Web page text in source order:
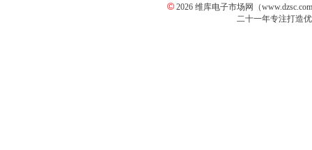
© 2026 维库电子市场网（
二十一年专注打造